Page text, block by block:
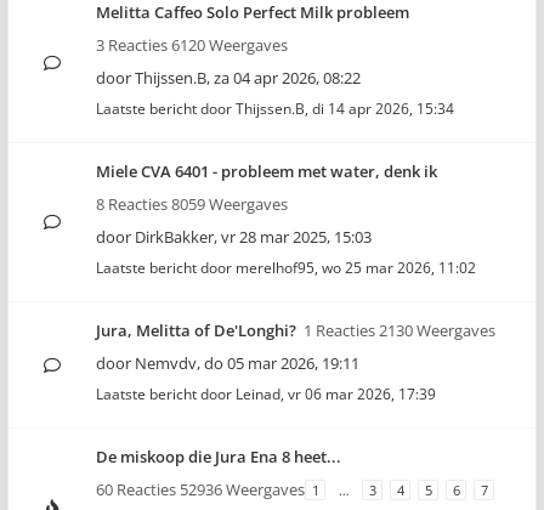
Melitta Caffeo Solo Perfect Milk probleem
3 Reacties 6120 Weergaves
doorThijssen.B,za 04 apr 2026, 08:22
Laatste bericht doorThijssen.B, di 14 apr 2026, 15:34
Miele CVA 6401 - probleem met water, denk ik
8 Reacties 8059 Weergaves
door DirkBakker,vr 28 mar 2025, 15:03
Laatste bericht door merelhof95, wo 25 mar 2026, 11:02
Jura, Melitta of De'Longhi? 1 Reacties 2130 Weergaves
door Nemvdv,do 05 mar 2026, 19:11
Laatste bericht door Leinad, vr 06 mar 2026, 17:39
De miskoop die Jura Ena 8 heet...
60 Reacties 52936 Weergaves 1 … 3 4 5 6 7